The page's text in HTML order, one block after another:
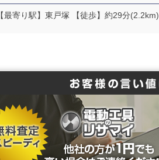
【最寄り駅】東戸塚 【徒歩】約29分(2.2km)